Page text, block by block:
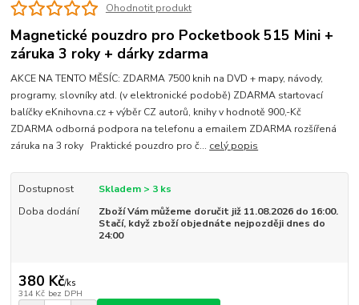
Ohodnotit produkt
Magnetické pouzdro pro Pocketbook 515 Mini +
záruka 3 roky + dárky zdarma
AKCE NA TENTO MĚSÍC: ZDARMA 7500 knih na DVD + mapy, návody,
programy, slovníky atd. (v elektronické podobě) ZDARMA startovací
balíčky eKnihovna.cz + výběr CZ autorů, knihy v hodnotě 900,-Kč
ZDARMA odborná podpora na telefonu a emailem ZDARMA rozšířená
záruka na 3 roky Praktické pouzdro pro č... celý popis
Dostupnost
Skladem > 3 ks
Doba dodání
Zboží Vám můžeme doručit již 11.08.2026 do 16:00.
Stačí, když zboží objednáte nejpozději dnes do
24:00
380 Kč/ks
314 Kč bez DPH